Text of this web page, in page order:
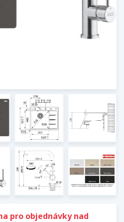
pro objednávky nad